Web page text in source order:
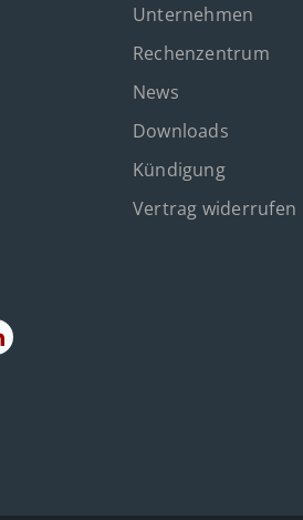
Unternehmen
Rechenzentrum
News
Downloads
Kündigung
Vertrag widerrufen